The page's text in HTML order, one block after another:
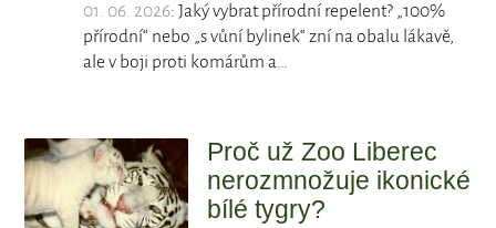
01. 06. 2026: Jaký vybrat přírodní repelent? „100%
přírodní“ nebo „s vůní bylinek“ zní na obalu lákavě,
ale v boji proti komárům a…
Proč už Zoo Liberec
nerozmnožuje ikonické
bílé tygry?